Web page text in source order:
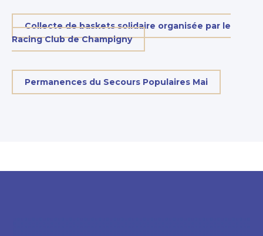
Collecte de baskets solidaire organisée par le
Racing Club de Champigny
Permanences du Secours Populaires Mai